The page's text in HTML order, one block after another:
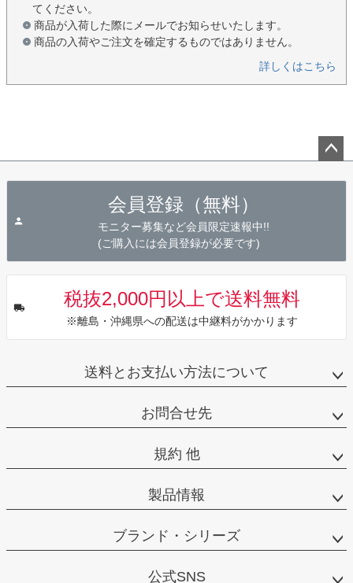
てください。
商品が入荷した際にメールでお知らせいたします。
商品の入荷やご注文を確定するものではありません。
詳しくはこちら
会員登録（無料）
モニター募集など会員限定速報中!!
(ご購入には会員登録が必要です)
税抜2,000円以上で送料無料
※離島・沖縄県への配送は中継料がかかります
送料とお支払い方法について
お問合せ先
規約 他
製品情報
ブランド・シリーズ
公式SNS